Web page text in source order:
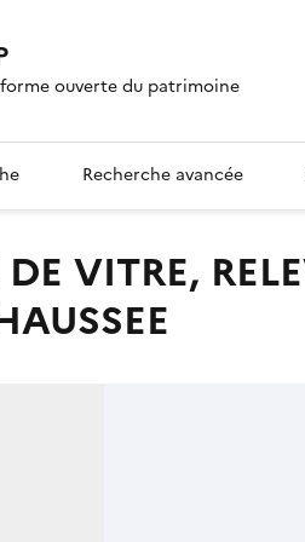
ouverte du patrimoine
Recherche avancée